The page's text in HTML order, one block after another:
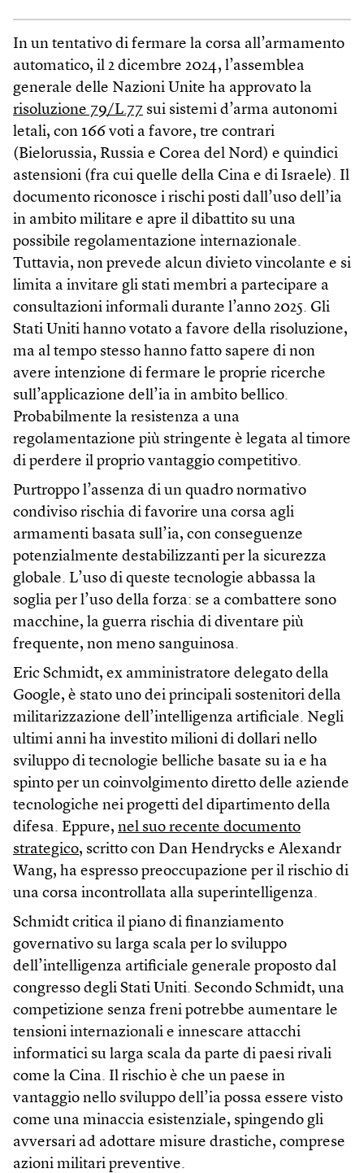
In un tentativo di fermare la corsa all’armamento
automatico, il 2 dicembre 2024, l’assemblea
generale delle Nazioni Unite ha approvato la
risoluzione 79/L.77 sui sistemi d’arma autonomi
letali, con 166 voti a favore, tre contrari
(Bielorussia, Russia e Corea del Nord) e quindici
astensioni (fra cui quelle della Cina e di Israele). Il
documento riconosce i rischi posti dall’uso dell’ia
in ambito militare e apre il dibattito su una
possibile regolamentazione internazionale.
Tuttavia, non prevede alcun divieto vincolante e si
limita a invitare gli stati membri a partecipare a
consultazioni informali durante l’anno 2025. Gli
Stati Uniti hanno votato a favore della risoluzione,
ma al tempo stesso hanno fatto sapere di non
avere intenzione di fermare le proprie ricerche
sull’applicazione dell’ia in ambito bellico.
Probabilmente la resistenza a una
regolamentazione più stringente è legata al timore
di perdere il proprio vantaggio competitivo.
Purtroppo l’assenza di un quadro normativo
condiviso rischia di favorire una corsa agli
armamenti basata sull’ia, con conseguenze
potenzialmente destabilizzanti per la sicurezza
globale. L’uso di queste tecnologie abbassa la
soglia per l’uso della forza: se a combattere sono
macchine, la guerra rischia di diventare più
frequente, non meno sanguinosa.
Eric Schmidt, ex amministratore delegato della
Google, è stato uno dei principali sostenitori della
militarizzazione dell’intelligenza artificiale. Negli
ultimi anni ha investito milioni di dollari nello
sviluppo di tecnologie belliche basate su ia e ha
spinto per un coinvolgimento diretto delle aziende
tecnologiche nei progetti del dipartimento della
difesa. Eppure, nel suo recente documento
strategico, scritto con Dan Hendrycks e Alexandr
Wang, ha espresso preoccupazione per il rischio di
una corsa incontrollata alla superintelligenza.
Schmidt critica il piano di finanziamento
governativo su larga scala per lo sviluppo
dell’intelligenza artificiale generale proposto dal
congresso degli Stati Uniti. Secondo Schmidt, una
competizione senza freni potrebbe aumentare le
tensioni internazionali e innescare attacchi
informatici su larga scala da parte di paesi rivali
come la Cina. Il rischio è che un paese in
vantaggio nello sviluppo dell’ia possa essere visto
come una minaccia esistenziale, spingendo gli
avversari ad adottare misure drastiche, comprese
azioni militari preventive.